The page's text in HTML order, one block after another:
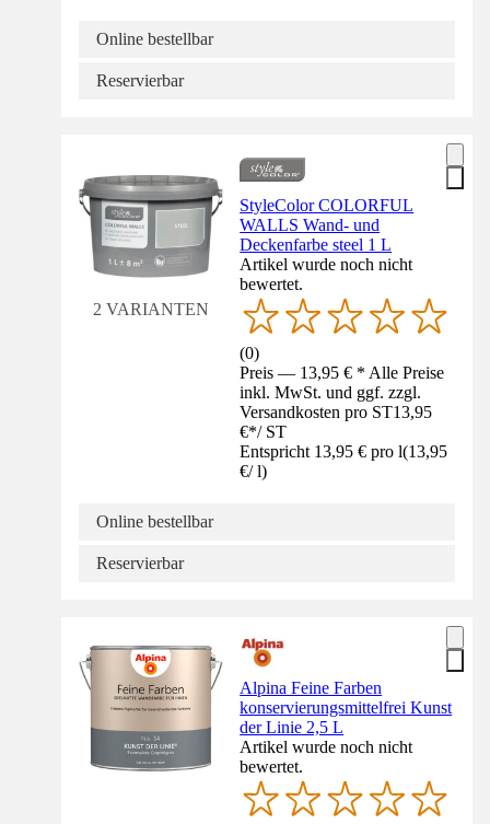
Online bestellbar
Reservierbar
2 VARIANTEN
StyleColor COLORFUL
WALLS Wand- und
Deckenfarbe steel 1 L
Artikel wurde noch nicht
bewertet.
(0)
Preis — 13,95 € * Alle Preise
inkl. MwSt. und ggf. zzgl.
Versandkosten pro ST13,95
€*/ ST
Entspricht 13,95 € pro l(13,95
€/ l)
Online bestellbar
Reservierbar
Alpina Feine Farben
konservierungsmittelfrei Kunst
der Linie 2,5 L
Artikel wurde noch nicht
bewertet.